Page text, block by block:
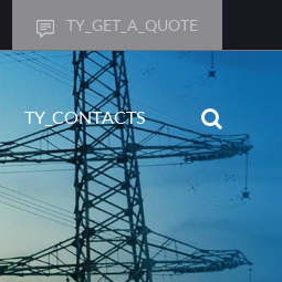
TY_GET_A_QUOTE
TY_CONTACTS